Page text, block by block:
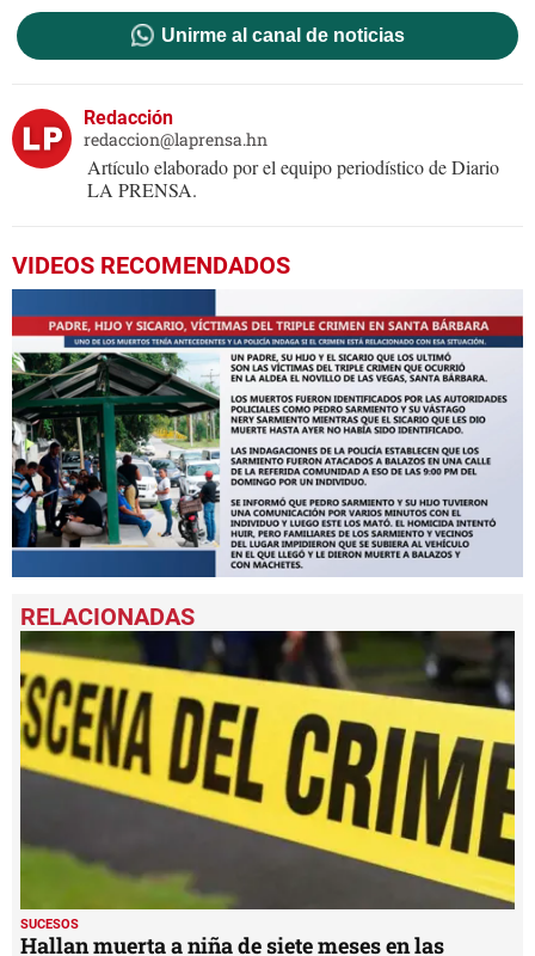
Unirme al canal de noticias
Redacción
redaccion@laprensa.hn
Artículo elaborado por el equipo periodístico de Diario
LA PRENSA.
VIDEOS RECOMENDADOS
seconds
of
1
minute,
32
seconds
SUCESOS
Hallan muerta a niña de siete meses en las